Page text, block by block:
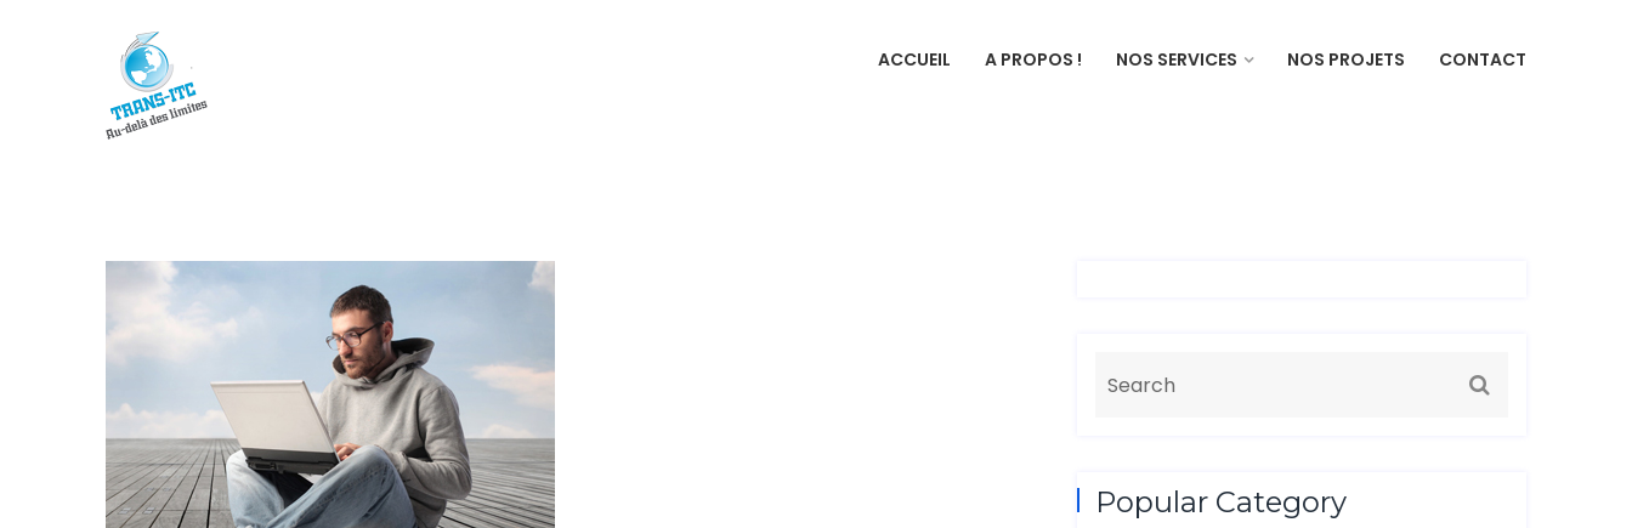
ACCUEIL A PROPOS ! NOS SERVICES NOS PROJETS CONTACT
Popular Category